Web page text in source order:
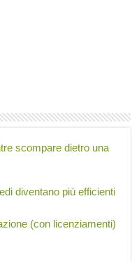
scompare dietro una
diventano più efficienti
(con licenziamenti)